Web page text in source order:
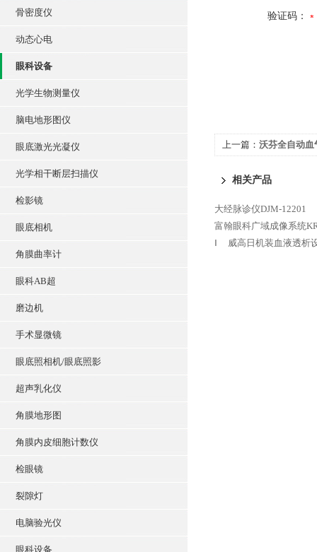
骨密度仪
动态心电
眼科设备
光学生物测量仪
脑电地形图仪
眼底激光光凝仪
光学相干断层扫描仪
检影镜
眼底相机
角膜曲率计
眼科AB超
磨边机
手术显微镜
眼底照相机/眼底照影
超声乳化仪
角膜地形图
角膜内皮细胞计数仪
检眼镜
裂隙灯
电脑验光仪
眼科设备
验证码：
上一篇： 沃芬全自动
相关产品
大经脉诊仪DJM-12201
富翰眼科广域成像系统
Ⅰ
威高日机装血液透析